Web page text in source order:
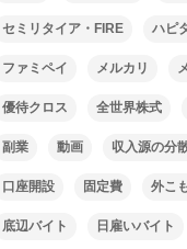
セミリタイア・FIRE ハピ
ファミペイ メルカリ
優待クロス 全世界株式
副業 動画 収入源の分
口座開設 固定費 外こ
底辺バイト 日雇いバイト